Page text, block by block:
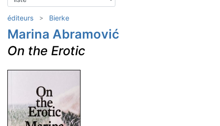
éditeurs Bierke
Marina Abramović
On the Erotic